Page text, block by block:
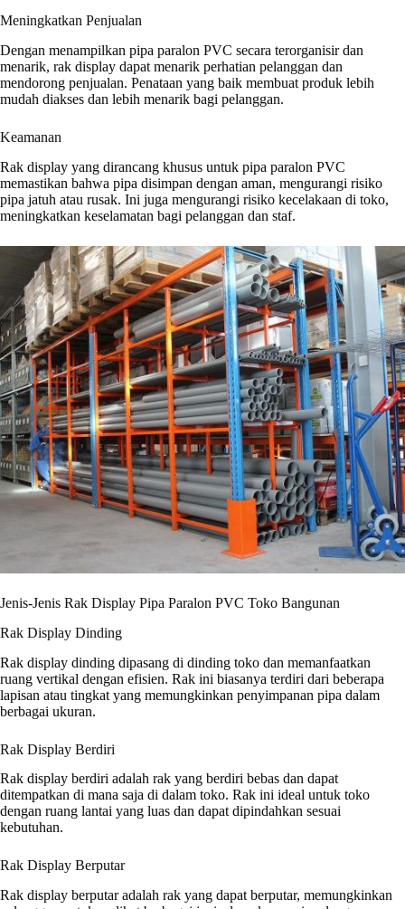
Meningkatkan Penjualan
Dengan menampilkan pipa paralon PVC secara terorganisir dan
menarik, rak display dapat menarik perhatian pelanggan dan
mendorong penjualan. Penataan yang baik membuat produk lebih
mudah diakses dan lebih menarik bagi pelanggan.
Keamanan
Rak display yang dirancang khusus untuk pipa paralon PVC
memastikan bahwa pipa disimpan dengan aman, mengurangi risiko
pipa jatuh atau rusak. Ini juga mengurangi risiko kecelakaan di toko,
meningkatkan keselamatan bagi pelanggan dan staf.
Jenis-Jenis Rak Display Pipa Paralon PVC Toko Bangunan
Rak Display Dinding
Rak display dinding dipasang di dinding toko dan memanfaatkan
ruang vertikal dengan efisien. Rak ini biasanya terdiri dari beberapa
lapisan atau tingkat yang memungkinkan penyimpanan pipa dalam
berbagai ukuran.
Rak Display Berdiri
Rak display berdiri adalah rak yang berdiri bebas dan dapat
ditempatkan di mana saja di dalam toko. Rak ini ideal untuk toko
dengan ruang lantai yang luas dan dapat dipindahkan sesuai
kebutuhan.
Rak Display Berputar
Rak display berputar adalah rak yang dapat berputar, memungkinkan